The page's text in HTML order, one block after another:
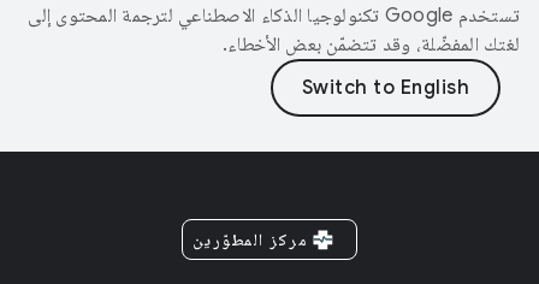
تستخدم Google تكنولوجيا الذكاء الاصطناعي لترجمة المحتوى إلى
لغتك المفضّلة، وقد تتضمّن بعض الأخطاء.
مركز المطوّرين